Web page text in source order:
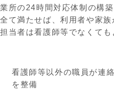
業所の24時間対応体制の構築
全て満たせば、利用者や家族
担当者は看護師等でなくても
看護師等以外の職員が連
を整備